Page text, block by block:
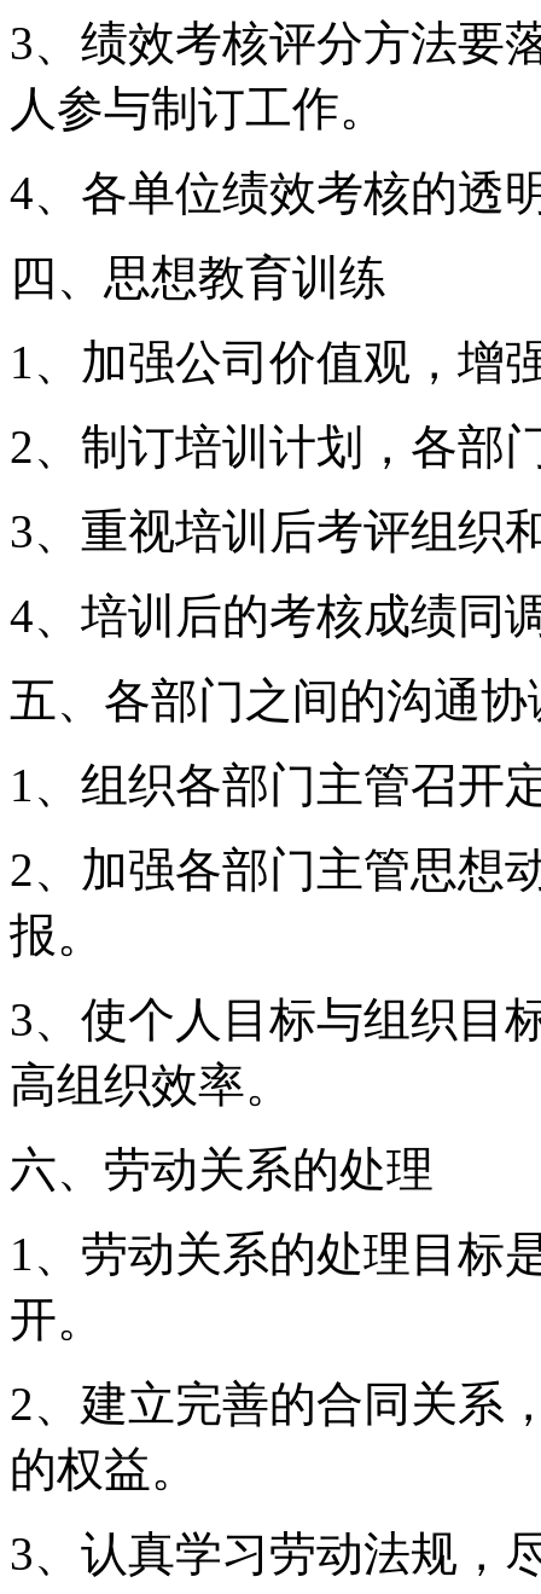
3、绩效考核评分方法要
人参与制订工作。
4、各单位绩效考核的透
四、思想教育训练
1、加强公司价值观，增
2、制订培训计划，各部
3、重视培训后考评组织
4、培训后的考核成绩同
五、各部门之间的沟通协
1、组织各部门主管召开
2、加强各部门主管思想
报。
3、使个人目标与组织目
高组织效率。
六、劳动关系的处理
1、劳动关系的处理目标
开。
2、建立完善的合同关系
的权益。
3、认真学习劳动法规，